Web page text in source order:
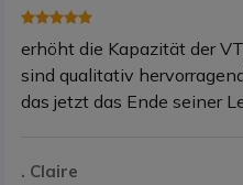
erhöht die Kapazität der
sind qualitativ
das jetzt das Ende seiner
. Claire